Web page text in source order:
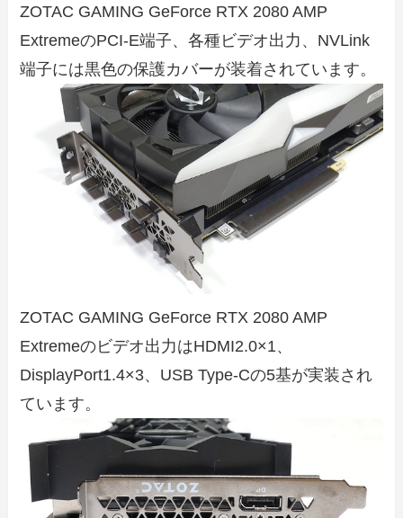
ZOTAC GAMING GeForce RTX 2080 AMP
ExtremeのPCI-E端子、各種ビデオ出力、NVLink
端子には黒色の保護カバーが装着されています。
ZOTAC GAMING GeForce RTX 2080 AMP
Extremeのビデオ出力はHDMI2.0×1、
DisplayPort1.4×3、USB Type-Cの5基が実装され
ています。